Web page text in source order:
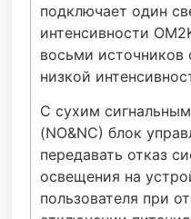
подключает один
интенсивности
восьми источников
низкой
С сухим
(NO&NC) блок
передавать отказ
освещения на
пользователя при